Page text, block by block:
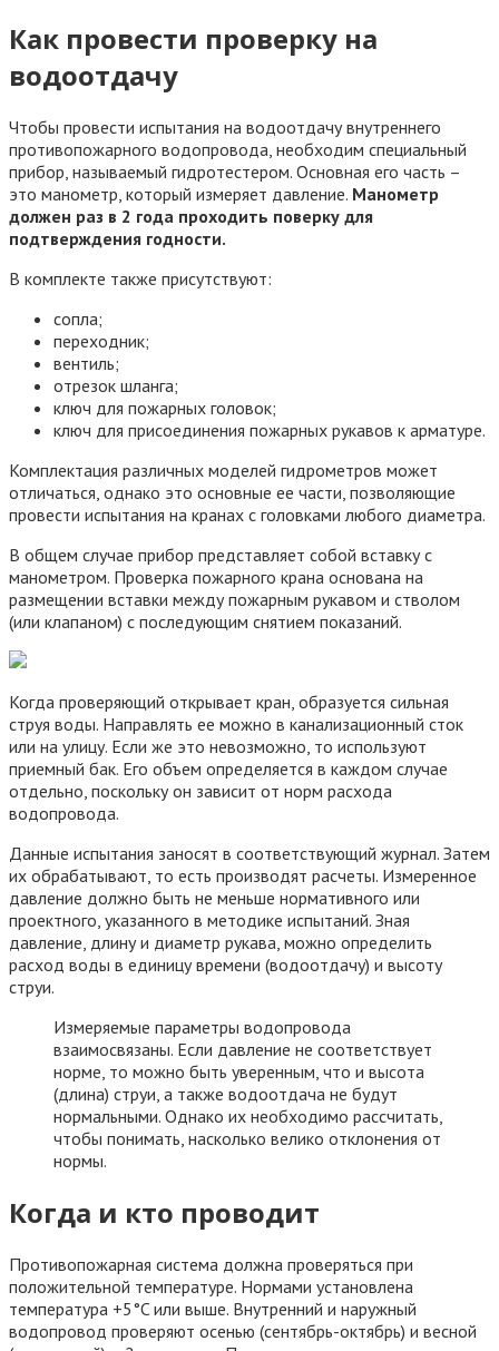
Как провести проверку на
водоотдачу
Чтобы провести испытания на водоотдачу внутреннего
противопожарного водопровода, необходим специальный
прибор, называемый гидротестером. Основная его часть –
это манометр, который измеряет давление. Манометр
должен раз в 2 года проходить поверку для
подтверждения годности.
В комплекте также присутствуют:
сопла;
переходник;
вентиль;
отрезок шланга;
ключ для пожарных головок;
ключ для присоединения пожарных рукавов к арматуре.
Комплектация различных моделей гидрометров может
отличаться, однако это основные ее части, позволяющие
провести испытания на кранах с головками любого диаметра.
В общем случае прибор представляет собой вставку с
манометром. Проверка пожарного крана основана на
размещении вставки между пожарным рукавом и стволом
(или клапаном) с последующим снятием показаний.
Когда проверяющий открывает кран, образуется сильная
струя воды. Направлять ее можно в канализационный сток
или на улицу. Если же это невозможно, то используют
приемный бак. Его объем определяется в каждом случае
отдельно, поскольку он зависит от норм расхода
водопровода.
Данные испытания заносят в соответствующий журнал. Затем
их обрабатывают, то есть производят расчеты. Измеренное
давление должно быть не меньше нормативного или
проектного, указанного в методике испытаний. Зная
давление, длину и диаметр рукава, можно определить
расход воды в единицу времени (водоотдачу) и высоту
струи.
Измеряемые параметры водопровода
взаимосвязаны. Если давление не соответствует
норме, то можно быть уверенным, что и высота
(длина) струи, а также водоотдача не будут
нормальными. Однако их необходимо рассчитать,
чтобы понимать, насколько велико отклонения от
нормы.
Когда и кто проводит
Противопожарная система должна проверяться при
положительной температуре. Нормами установлена
температура +5°C или выше. Внутренний и наружный
водопровод проверяют осенью (сентябрь-октябрь) и весной